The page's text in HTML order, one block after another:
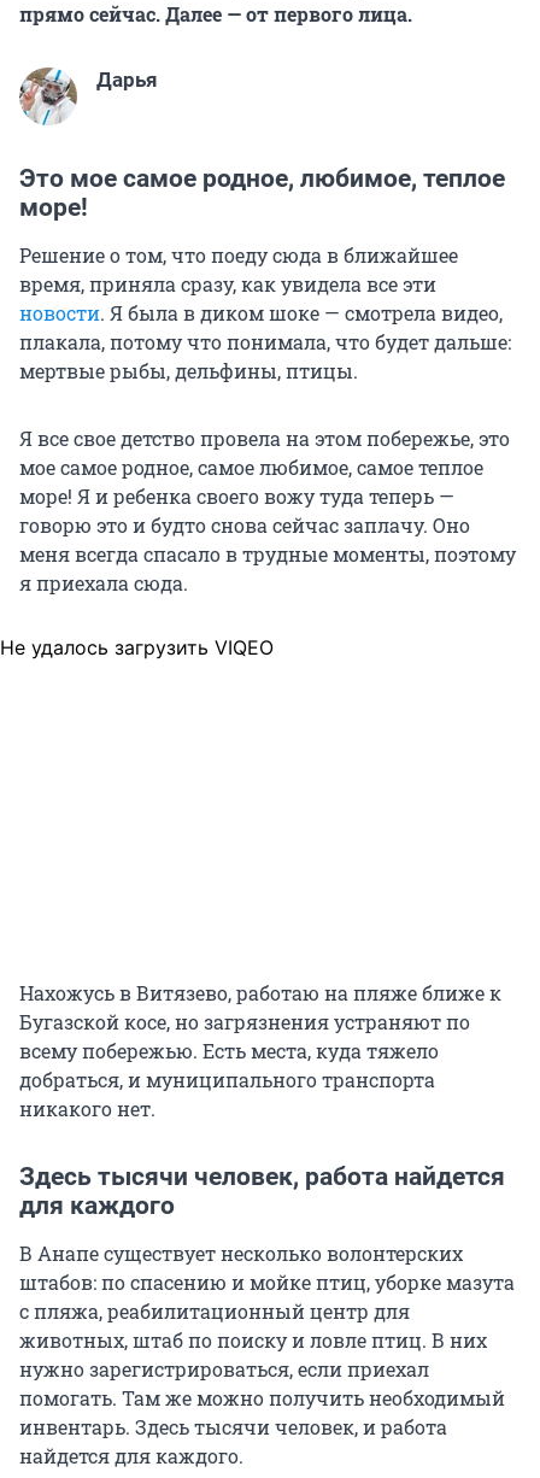
прямо сейчас. Далее — от первого лица.
Дарья
Это мое самое родное, любимое, теплое
море!
Решение о том, что поеду сюда в ближайшее
время, приняла сразу, как увидела все эти
новости. Я была в диком шоке — смотрела видео,
плакала, потому что понимала, что будет дальше:
мертвые рыбы, дельфины, птицы.
Я все свое детство провела на этом побережье, это
мое самое родное, самое любимое, самое теплое
море! Я и ребенка своего вожу туда теперь —
говорю это и будто снова сейчас заплачу. Оно
меня всегда спасало в трудные моменты, поэтому
я приехала сюда.
Не удалось загрузить VIQEO
Нахожусь в Витязево, работаю на пляже ближе к
Бугазской косе, но загрязнения устраняют по
всему побережью. Есть места, куда тяжело
добраться, и муниципального транспорта
никакого нет.
Здесь тысячи человек, работа найдется
для каждого
В Анапе существует несколько волонтерских
штабов: по спасению и мойке птиц, уборке мазута
с пляжа, реабилитационный центр для
животных, штаб по поиску и ловле птиц. В них
нужно зарегистрироваться, если приехал
помогать. Там же можно получить необходимый
инвентарь. Здесь тысячи человек, и работа
найдется для каждого.